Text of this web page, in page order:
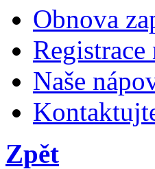
Obnova
Naše
Zpět